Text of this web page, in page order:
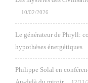
10/02/2026
Le générateur de Phryll:
hypothèses énergétiques
Philippe Solal en